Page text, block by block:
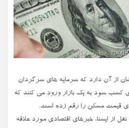
ها نشان از آن دارد که سرمایه های سرگردان
کسب سود به یک بازار ورود می کنند که
خط رند ۹۱۲ به نقل از ایسنا، خبرهای اقتصادی مورد علاقه